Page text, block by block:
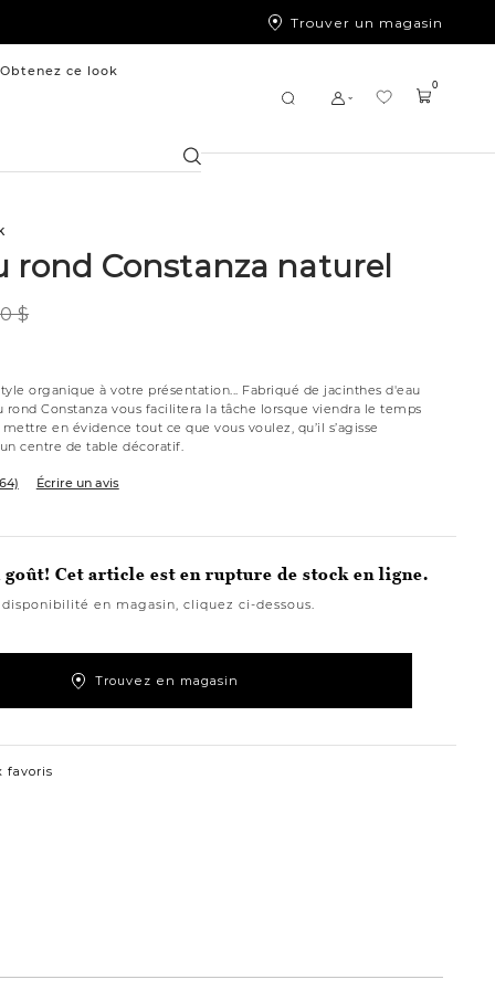
Trouver un magasin
Obtenez ce look
Chercher
0
rond Constanza naturel
$
organique à votre présentation... Fabriqué de jacinthes d'eau
rond Constanza vous facilitera la tâche lorsque viendra le temps
en évidence tout ce que vous voulez, qu’il s’agisse
centre de table décoratif.
Écrire un avis
goût! Cet article est en rupture de stock en ligne.
en magasin, cliquez ci-dessous.
Trouvez en magasin
favoris